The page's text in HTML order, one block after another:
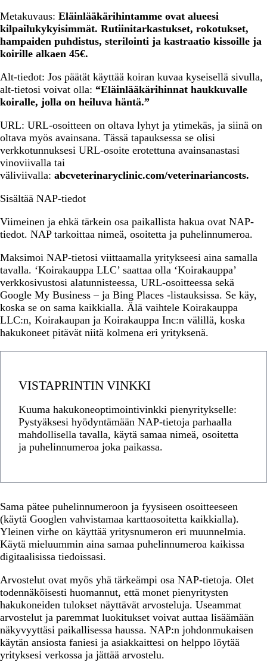
Metakuvaus: Eläinlääkärihintamme ovat alueesi
kilpailukykyisimmät. Rutiinitarkastukset, rokotukset,
hampaiden puhdistus, sterilointi ja kastraatio kissoille ja
koirille alkaen 45€.
Alt-tiedot: Jos päätät käyttää koiran kuvaa kyseisellä sivulla,
alt-tietosi voivat olla: “Eläinlääkärihinnat haukkuvalle
koiralle, jolla on heiluva häntä.”
URL: URL-osoitteen on oltava lyhyt ja ytimekäs, ja siinä on
oltava myös avainsana. Tässä tapauksessa se olisi
verkkotunnuksesi URL-osoite erotettuna avainsanastasi
vinoviivalla tai
väliviivalla: abcveterinaryclinic.com/veterinariancosts.
Sisältää NAP-tiedot
Viimeinen ja ehkä tärkein osa paikallista hakua ovat NAP-
tiedot. NAP tarkoittaa nimeä, osoitetta ja puhelinnumeroa.
Maksimoi NAP-tietosi viittaamalla yritykseesi aina samalla
tavalla. ‘Koirakauppa LLC’ saattaa olla ‘Koirakauppa’
verkkosivustosi alatunnisteessa, URL-osoitteessa sekä
Google My Business – ja Bing Places -listauksissa. Se käy,
koska se on sama kaikkialla. Älä vaihtele Koirakauppa
LLC:n, Koirakaupan ja Koirakauppa Inc:n välillä, koska
hakukoneet pitävät niitä kolmena eri yrityksenä.
VISTAPRINTIN VINKKI
Kuuma hakukoneoptimointivinkki pienyritykselle:
Pystyäksesi hyödyntämään NAP-tietoja parhaalla
mahdollisella tavalla, käytä samaa nimeä, osoitetta
ja puhelinnumeroa joka paikassa.
Sama pätee puhelinnumeroon ja fyysiseen osoitteeseen
(käytä Googlen vahvistamaa karttaosoitetta kaikkialla).
Yleinen virhe on käyttää yritysnumeron eri muunnelmia.
Käytä mieluummin aina samaa puhelinnumeroa kaikissa
digitaalisissa tiedoissasi.
Arvostelut ovat myös yhä tärkeämpi osa NAP-tietoja. Olet
todennäköisesti huomannut, että monet pienyritysten
hakukoneiden tulokset näyttävät arvosteluja. Useammat
arvostelut ja paremmat luokitukset voivat auttaa lisäämään
näkyvyyttäsi paikallisessa haussa. NAP:n johdonmukaisen
käytän ansiosta faniesi ja asiakkaittesi on helppo löytää
yrityksesi verkossa ja jättää arvostelu.